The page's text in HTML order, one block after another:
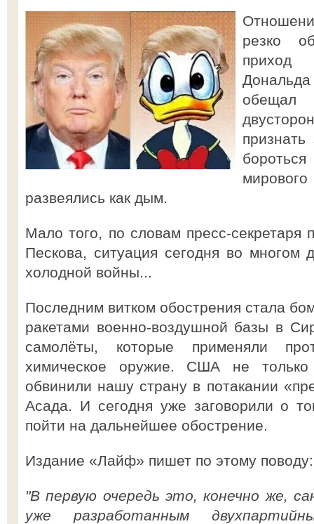
резко
приход
развеялись как дым.
Мало того, по словам пресс-секретаря
Пескова, ситуация сегодня во
холодной войны...
Последним витком обострения стала
ракетами военно-воздушной базы в
самолёты, которые применяли
химическое оружие. США не
обвинили нашу страну в потакании
Асада. И сегодня уже заговорили о
пойти на дальнейшее обострение.
Издание «Лайф» пишет по этому поводу:
"В первую очередь это, конечно же,
уже разработанным